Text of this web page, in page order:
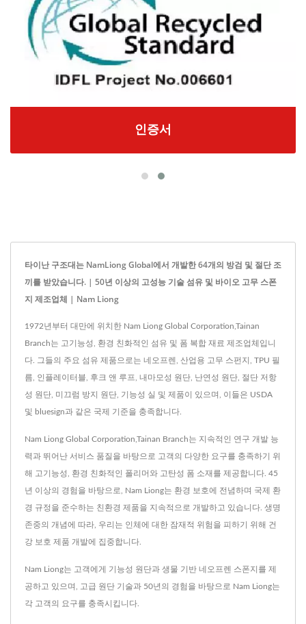
인증서
타이난 구조대는 NamLiong Global에서 개발한 64개의 방검 및 절단 조
끼를 받았습니다. | 50년 이상의 고성능 기술 섬유 및 바이오 고무 스폰
지 제조업체 | Nam Liong
1972년부터 대만에 위치한 Nam Liong Global Corporation,Tainan
Branch는 고기능성, 환경 친화적인 섬유 및 폼 복합 재료 제조업체입니
다. 그들의 주요 섬유 제품으로는 네오프렌, 산업용 고무 스펀지, TPU 필
름, 인플레이터블, 후크 앤 루프, 내마모성 원단, 난연성 원단, 절단 저항
성 원단, 미끄럼 방지 원단, 기능성 실 및 제품이 있으며, 이들은 USDA
및 bluesign과 같은 국제 기준을 충족합니다.
Nam Liong Global Corporation,Tainan Branch는 지속적인 연구 개발 능
력과 뛰어난 서비스 품질을 바탕으로 고객의 다양한 요구를 충족하기 위
해 고기능성, 환경 친화적인 폴리머와 고탄성 폼 소재를 제공합니다. 45
년 이상의 경험을 바탕으로, Nam Liong는 환경 보호에 전념하며 국제 환
경 규정을 준수하는 친환경 제품을 지속적으로 개발하고 있습니다. 생명
존중의 개념에 따라, 우리는 인체에 대한 잠재적 위험을 피하기 위해 건
강 보호 제품 개발에 집중합니다.
Nam Liong는 고객에게 기능성 원단과 생물 기반 네오프렌 스폰지를 제
공하고 있으며, 고급 원단 기술과 50년의 경험을 바탕으로 Nam Liong는
각 고객의 요구를 충족시킵니다.